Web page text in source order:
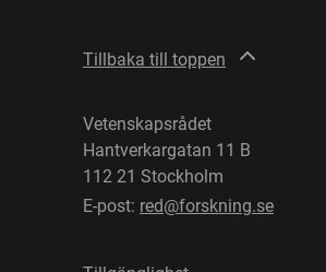
Tillbaka till toppen
Vetenskapsrådet
Hantverkargatan 11 B
112 21 Stockholm
E-post: red@forskning.se